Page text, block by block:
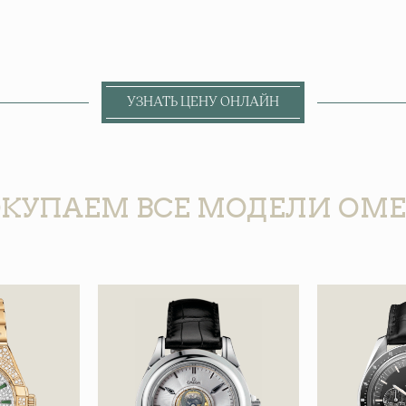
УЗНАТЬ ЦЕНУ ОНЛАЙН
ВСЕ МОДЕЛИ